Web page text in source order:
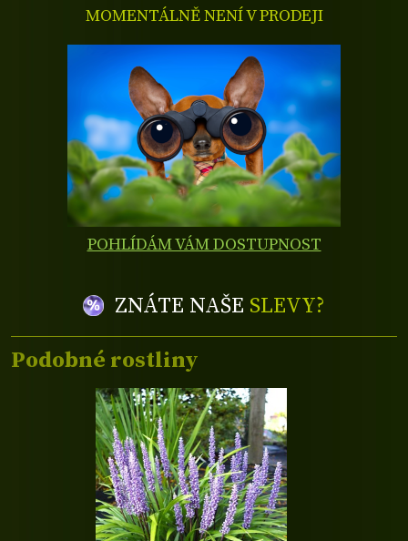
MOMENTÁLNĚ NENÍ V PRODEJI
POHLÍDÁM VÁM DOSTUPNOST
ZNÁTE NAŠE SLEVY?
Podobné rostliny